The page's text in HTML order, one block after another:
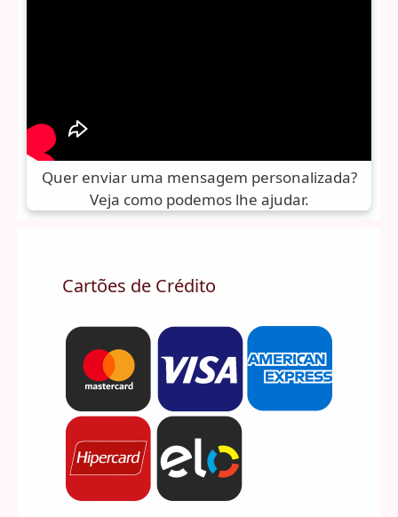
Quer enviar uma mensagem personalizada?
Veja como podemos lhe ajudar.
Cartões de Crédito